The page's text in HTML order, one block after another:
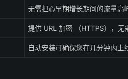
无需担心早期增长期间的流量高
提供 URL 加密 （HTTPS），无
自动安装可确保您在几分钟内上